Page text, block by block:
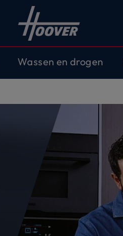
Wassen en drogen